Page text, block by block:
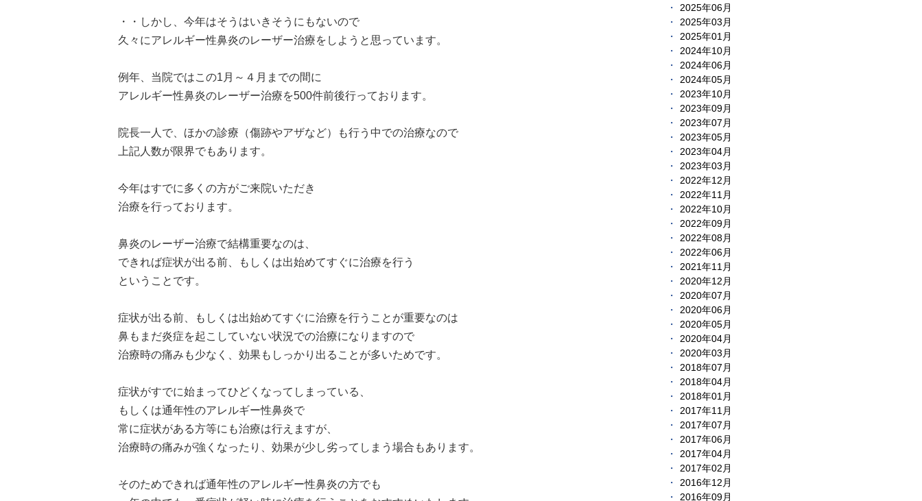
・・しかし、今年はそうはいきそうにもないので
久々にアレルギー性鼻炎のレーザー治療をしようと思っています。
例年、当院ではこの1月～４月までの間に
アレルギー性鼻炎のレーザー治療を500件前後行っております。
院長一人で、ほかの診療（傷跡やアザなど）も行う中での治療なので
上記人数が限界でもあります。
今年はすでに多くの方がご来院いただき
治療を行っております。
鼻炎のレーザー治療で結構重要なのは、
できれば症状が出る前、もしくは出始めてすぐに治療を行う
ということです。
症状が出る前、もしくは出始めてすぐに治療を行うことが重要なのは
鼻もまだ炎症を起こしていない状況での治療になりますので
治療時の痛みも少なく、効果もしっかり出ることが多いためです。
症状がすでに始まってひどくなってしまっている、
もしくは通年性のアレルギー性鼻炎で
常に症状がある方等にも治療は行えますが、
治療時の痛みが強くなったり、効果が少し劣ってしまう場合もあります。
そのためできれば通年性のアレルギー性鼻炎の方でも
2025年06月
2025年03月
2025年01月
2024年10月
2024年06月
2024年05月
2023年10月
2023年09月
2023年07月
2023年05月
2023年04月
2023年03月
2022年12月
2022年11月
2022年10月
2022年09月
2022年08月
2022年06月
2021年11月
2020年12月
2020年07月
2020年06月
2020年05月
2020年04月
2020年03月
2018年07月
2018年04月
2018年01月
2017年11月
2017年07月
2017年06月
2017年04月
2017年02月
2016年12月
2016年09月